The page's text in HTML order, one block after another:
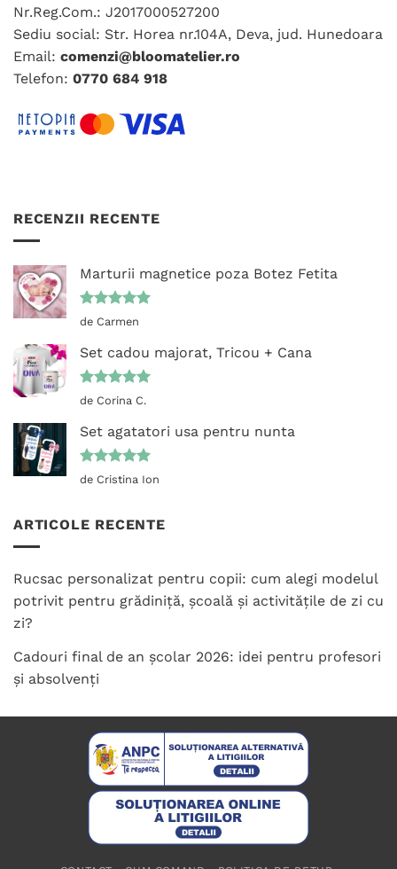
Nr.Reg.Com.: J2017000527200
Sediu social: Str. Horea nr.104A, Deva, jud. Hunedoara
Email: comenzi@bloomatelier.ro
Telefon: 0770 684 918
RECENZII RECENTE
Marturii magnetice poza Botez Fetita
Evaluat la
de Carmen
Set cadou majorat, Tricou + Cana
Evaluat la
de Corina C.
Set agatatori usa pentru nunta
Evaluat la
de Cristina Ion
ARTICOLE RECENTE
Rucsac personalizat pentru copii: cum alegi modelul
potrivit pentru grădiniță, școală și activitățile de zi cu
zi?
Cadouri final de an școlar 2026: idei pentru profesori
și absolvenți